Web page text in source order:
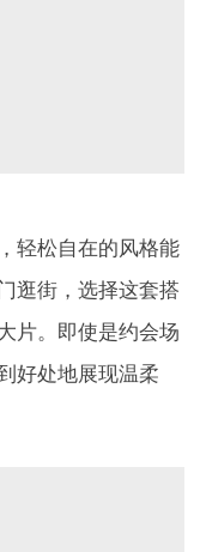
轻松自在的风格能
逛街，选择这套搭
片。即使是约会场
好处地展现温柔